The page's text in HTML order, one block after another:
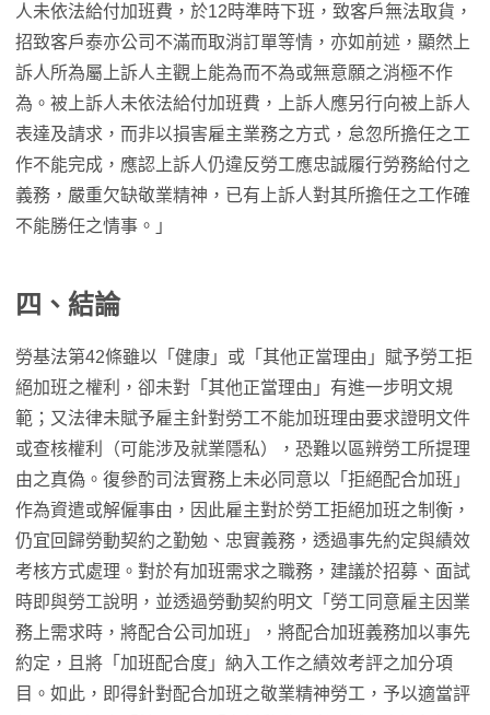
人未依法給付加班費，於12時準時下班，致客戶無法取貨，
招致客戶泰亦公司不滿而取消訂單等情，亦如前述，顯然上
訴人所為屬上訴人主觀上能為而不為或無意願之消極不作
為。被上訴人未依法給付加班費，上訴人應另行向被上訴人
表達及請求，而非以損害雇主業務之方式，怠忽所擔任之工
作不能完成，應認上訴人仍違反勞工應忠誠履行勞務給付之
義務，嚴重欠缺敬業精神，已有上訴人對其所擔任之工作確
不能勝任之情事。」
四、結論
勞基法第42條雖以「健康」或「其他正當理由」賦予勞工拒
絕加班之權利，卻未對「其他正當理由」有進一步明文規
範；又法律未賦予雇主針對勞工不能加班理由要求證明文件
或查核權利（可能涉及就業隱私），恐難以區辨勞工所提理
由之真偽。復參酌司法實務上未必同意以「拒絕配合加班」
作為資遣或解僱事由，因此雇主對於勞工拒絕加班之制衡，
仍宜回歸勞動契約之勤勉、忠實義務，透過事先約定與績效
考核方式處理。對於有加班需求之職務，建議於招募、面試
時即與勞工說明，並透過勞動契約明文「勞工同意雇主因業
務上需求時，將配合公司加班」，將配合加班義務加以事先
約定，且將「加班配合度」納入工作之績效考評之加分項
目。如此，即得針對配合加班之敬業精神勞工，予以適當評